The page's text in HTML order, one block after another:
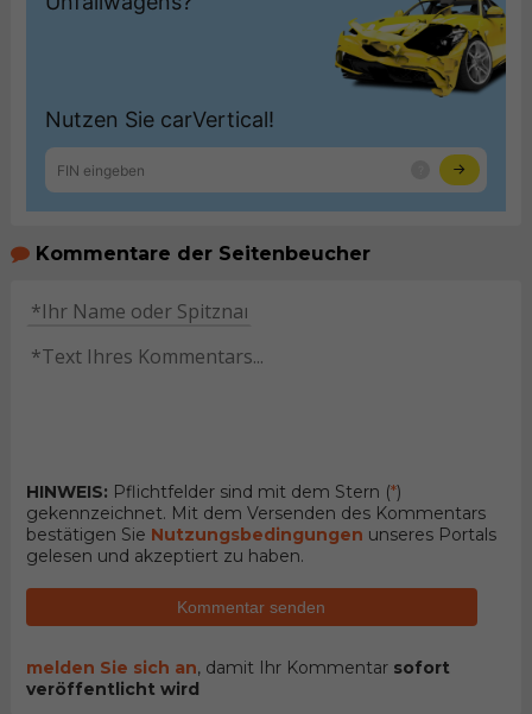
Kommentare der Seitenbeucher
HINWEIS: Pflichtfelder sind mit dem Stern (*)
gekennzeichnet. Mit dem Versenden des Kommentars
bestätigen Sie Nutzungsbedingungen unseres Portals
gelesen und akzeptiert zu haben.
Kommentar senden
melden Sie sich an, damit Ihr Kommentar sofort
veröffentlicht wird